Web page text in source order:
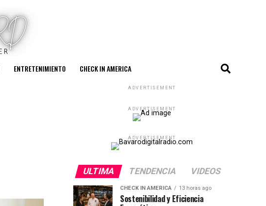
ENTRETENIMIENTO CHECK IN AMERICA
ADVERTISEMENT
ADVERTISEMENT
ADVERTISEMENT
ULTIMA TENDENCIA VIDEOS
CHECK IN AMERICA 13 horas ago
Sostenibilidad y Eficiencia